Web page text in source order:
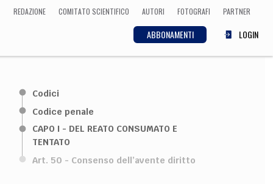
REDAZIONE COMITATO SCIENTIFICO AUTORI FOTOGRAFI PARTNER
ABBONAMENTI LOGIN
ECONOMIA
Biologia, Cifrematica,
Medicina
Codici
Codice penale
CAPO I - DEL REATO CONSUMATO E
TENTATO
Art. 50 - Consenso dell’avente diritto